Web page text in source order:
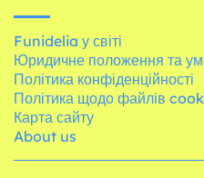
Funidelia у світі
Юридичне положення та
Політика конфіденційності
Політика щодо файлів
Карта сайту
About us